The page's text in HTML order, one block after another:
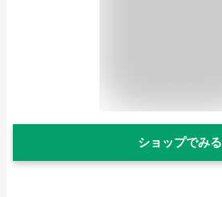
ショップでみる